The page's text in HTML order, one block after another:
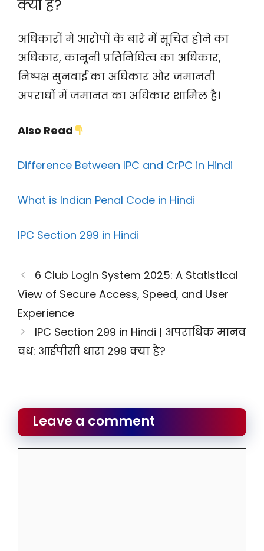
क्या हैं?
अधिकारों में आरोपों के बारे में सूचित होने का
अधिकार, कानूनी प्रतिनिधित्व का अधिकार,
निष्पक्ष सुनवाई का अधिकार और जमानती
अपराधों में जमानत का अधिकार शामिल है।
Also Read
Difference Between IPC and CrPC in Hindi
What is Indian Penal Code in Hindi
IPC Section 299 in Hindi
6 Club Login System 2025: A Statistical
View of Secure Access, Speed, and User
Experience
IPC Section 299 in Hindi | अपराधिक मानव
वध: आईपीसी धारा 299 क्या है?
Leave a comment